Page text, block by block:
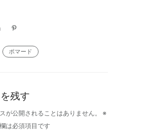
ポマード
残す
が公開されることはありません。
※
は必須項目です